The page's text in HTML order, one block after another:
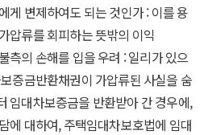
게 변제하여도 되는 것인가 : 이를 용
압류를 회피하는 뜻밖의 이익
측의 손해를 입을 우려 : 일리가 있으
증금반환채권이 가압류된 사실을 숨
임대차보증금을 반환받아 간 경우에,
에 대하여, 주택임대차보호법에 임대